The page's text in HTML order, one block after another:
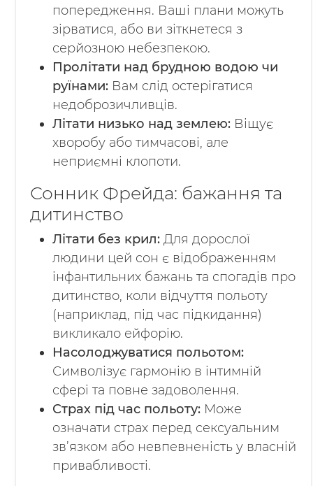
попередження. Ваші плани можуть
зірватися, або ви зіткнетеся з
серйозною небезпекою.
Пролітати над брудною водою чи
руїнами: Вам слід остерігатися
недоброзичливців.
Літати низько над землею: Віщує
хворобу або тимчасові, але
неприємні клопоти.
Сонник Фрейда: бажання та
дитинство
Літати без крил: Для дорослої
людини цей сон є відображенням
інфантильних бажань та спогадів про
дитинство, коли відчуття польоту
(наприклад, під час підкидання)
викликало ейфорію.
Насолоджуватися польотом:
Символізує гармонію в інтимній
сфері та повне задоволення.
Страх під час польоту: Може
означати страх перед сексуальним
зв’язком або невпевненість у власній
привабливості.